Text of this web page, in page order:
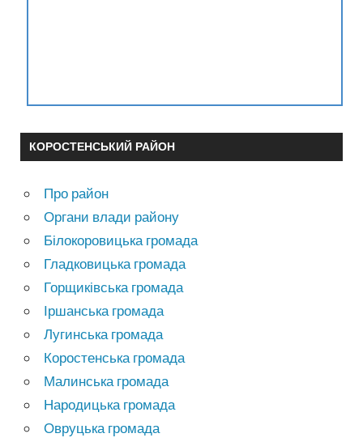
КОРОСТЕНСЬКИЙ РАЙОН
Про район
Органи влади району
Білокоровицька громада
Гладковицька громада
Горщиківська громада
Іршанська громада
Лугинська громада
Коростенська громада
Малинська громада
Народицька громада
Овруцька громада